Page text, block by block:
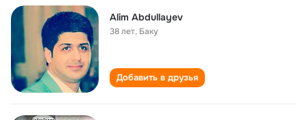
Alim Abdullayev
38 лет, Баку
Добавить в друзья